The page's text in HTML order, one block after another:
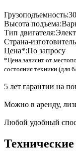
Грузоподъемность:
Высота подъема:
Тип двигателя:
Страна-
Цена*:По запросу
*Цена зависит от
состояния техники (для
5 лет гарантии на
Можно в аренду,
Любой удобный